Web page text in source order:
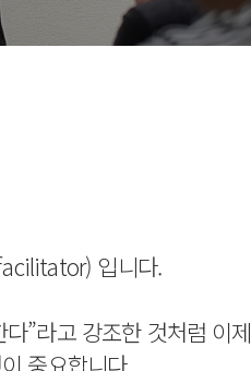
입니다.
”라고 강조한 것처럼 이제
중요합니다.